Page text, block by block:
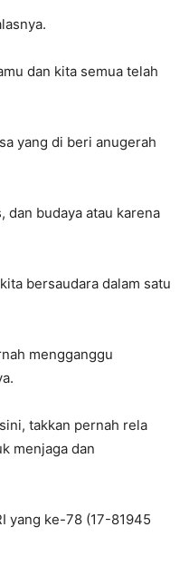
dan kita semua telah
yang di beri anugerah
dan budaya atau karena
bersaudara dalam satu
mengganggu
takkan pernah rela
menjaga dan
yang ke-78 (17-81945